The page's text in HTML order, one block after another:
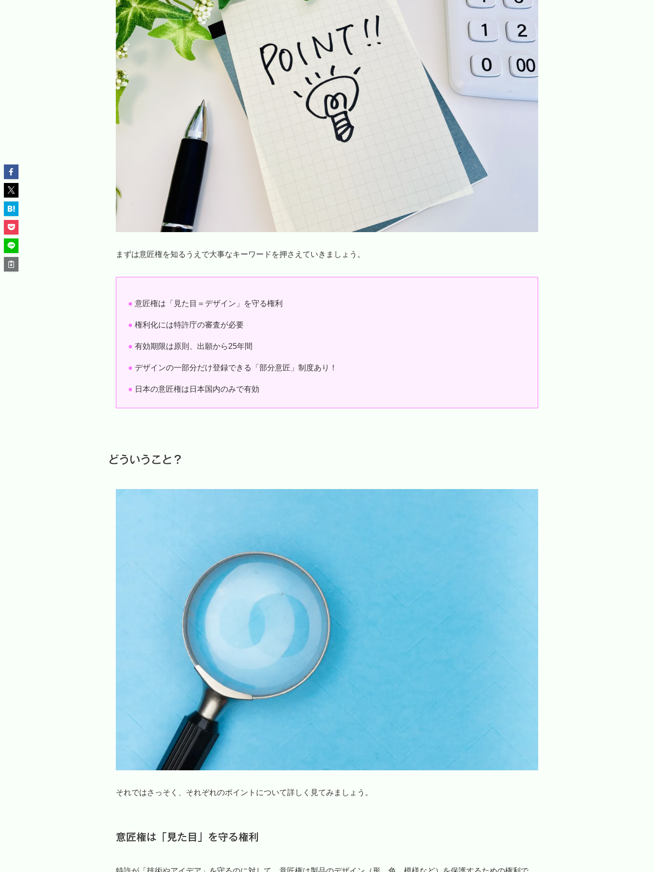
まずは意匠権を知るうえで大事なキーワードを押さえていきましょう。
● 意匠権は「見た目＝デザイン」を守る権利
● 権利化には特許庁の審査が必要
● 有効期限は原則、出願から25年間
● デザインの一部分だけ登録できる「部分意匠」制度あり！
● 日本の意匠権は日本国内のみで有効
どういうこと？
それではさっそく、それぞれのポイントについて詳しく見てみましょう。
意匠権は「見た目」を守る権利